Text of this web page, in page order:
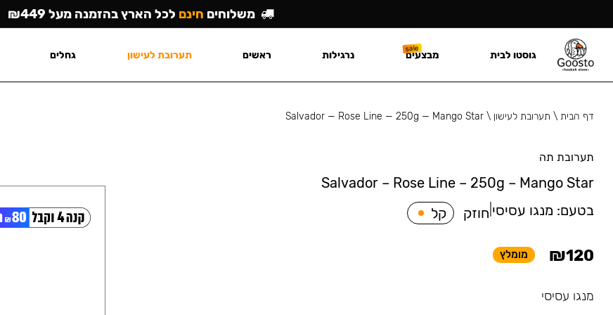
דף הבית\ תערובת לעישון \
Salvador — Rose Line — 250g — Mango Star
תערובת תה
Salvador – Rose Line – 250g – Mango Star
בטעם: מנגו עסיסי חוזק קל
₪120 מומלץ
מנגו עסיסי
משלוחים חינם לכל הארץ בהזמנה מעל ₪449
גוסטו לבית מבצעים נרגילות ראשים תערובת לעישון גחלים